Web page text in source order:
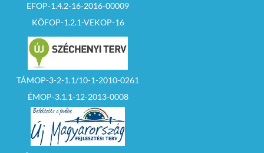
EFOP-1.4.2-16-2016-00009
KÖFOP-1.2.1-VEKOP-16
TÁMOP-3-2-1.1/10-1-2010-0261
ÉMOP-3.1.1-12-2013-0008